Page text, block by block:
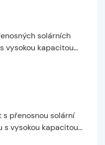
solárních
vysokou kapacitou
s přenosnou solární
s vysokou kapacitou